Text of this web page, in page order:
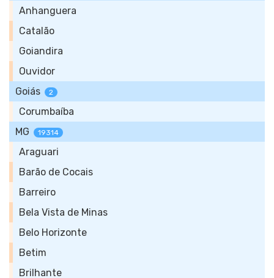
Anhanguera
Catalão
Goiandira
Ouvidor
Goiás
2
Corumbaíba
MG
19314
Araguari
Barão de Cocais
Barreiro
Bela Vista de Minas
Belo Horizonte
Betim
Brilhante